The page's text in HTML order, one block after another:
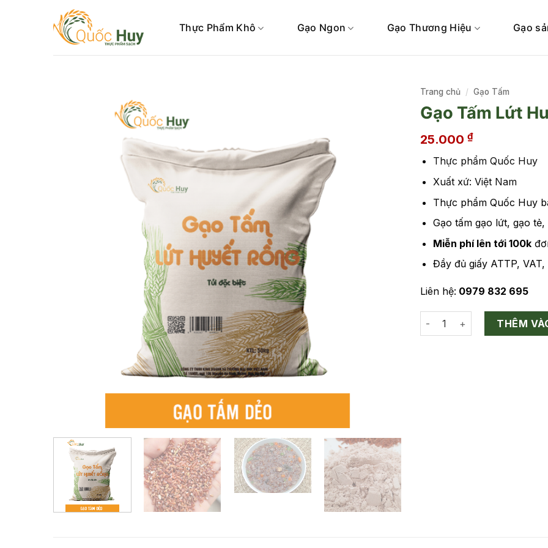
Thực Phẩm Khô Gạo Ngon Gạo Thương Hiệu Gạo
Trang chủ / Gạo Tấm
Gạo Tấm Lứt
25.000 ₫
Thực phẩm Quốc Huy
Xuất xứ: Việt Nam
Thực phẩm Quốc Huy
Gạo tấm gạo lứt, gạo tẻ,
Miễn phí lên tới 100k
Đầy đủ giấy ATTP,
Liên hệ: 0979 832 695
Gạo Tấm Lứt Huyết Rồng số
THÊM